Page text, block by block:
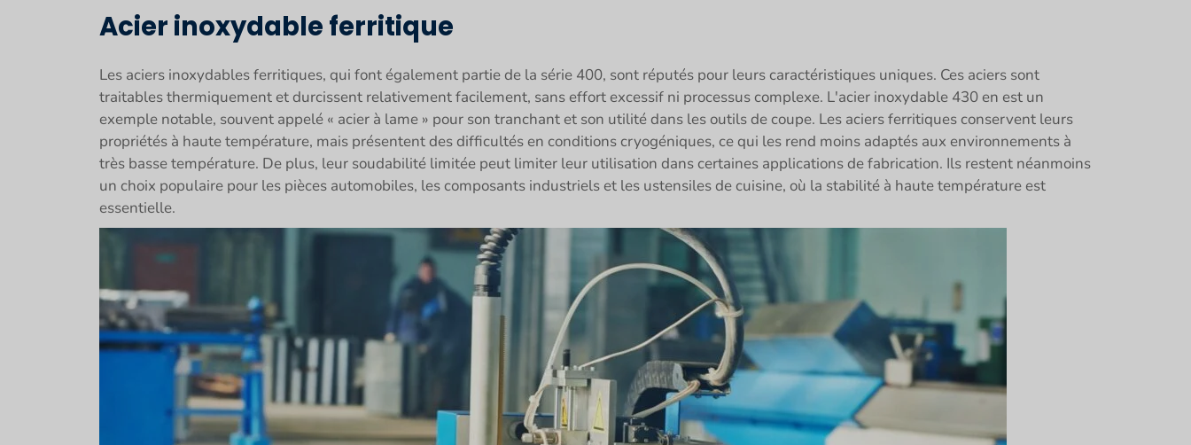
Acier inoxydable ferritique
Les aciers inoxydables ferritiques, qui font également partie de la série 400, sont réputés pour leurs caractéristiques uniques. Ces aciers sont
traitables thermiquement et durcissent relativement facilement, sans effort excessif ni processus complexe. L'acier inoxydable 430 en est un
exemple notable, souvent appelé « acier à lame » pour son tranchant et son utilité dans les outils de coupe. Les aciers ferritiques conservent leurs
propriétés à haute température, mais présentent des difficultés en conditions cryogéniques, ce qui les rend moins adaptés aux environnements à
très basse température. De plus, leur soudabilité limitée peut limiter leur utilisation dans certaines applications de fabrication. Ils restent néanmoins
un choix populaire pour les pièces automobiles, les composants industriels et les ustensiles de cuisine, où la stabilité à haute température est
essentielle.